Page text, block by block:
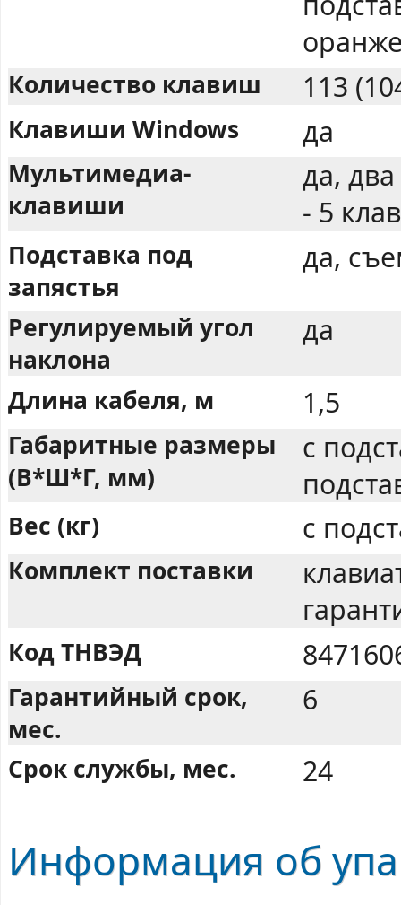
Количество клавиш 113
Клавиши Windows да
Мультимедиа-
клавиши
да,
- 5
Подставка под
запястья
да,
Регулируемый угол
наклона
да
Длина кабеля, м 1,5
Габаритные размеры
(В*Ш*Г, мм)
с
Вес (кг) с
Комплект поставки
Код ТНВЭД
Гарантийный срок,
мес.
6
Срок службы, мес. 24
Информация об